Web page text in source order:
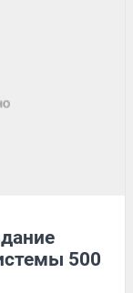
500